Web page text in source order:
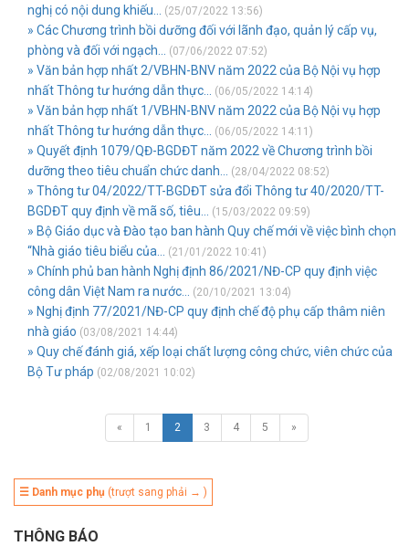
nghị có nội dung khiếu...
(25/07/2022 13:56)
» Các Chương trình bồi dưỡng đối với lãnh đạo, quản lý cấp vụ,
phòng và đối với ngạch...
(07/06/2022 07:52)
» Văn bản hợp nhất 2/VBHN-BNV năm 2022 của Bộ Nội vụ hợp
nhất Thông tư hướng dẫn thực...
(06/05/2022 14:14)
» Văn bản hợp nhất 1/VBHN-BNV năm 2022 của Bộ Nội vụ hợp
nhất Thông tư hướng dẫn thực...
(06/05/2022 14:11)
» Quyết định 1079/QĐ-BGDĐT năm 2022 về Chương trình bồi
dưỡng theo tiêu chuẩn chức danh...
(28/04/2022 08:52)
» Thông tư 04/2022/TT-BGDĐT sửa đổi Thông tư 40/2020/TT-
BGDĐT quy định về mã số, tiêu...
(15/03/2022 09:59)
» Bộ Giáo dục và Đào tạo ban hành Quy chế mới về việc bình chọn
“Nhà giáo tiêu biểu của...
(21/01/2022 10:41)
» Chính phủ ban hành Nghị định 86/2021/NĐ-CP quy định việc
công dân Việt Nam ra nước...
(20/10/2021 13:04)
» Nghị định 77/2021/NĐ-CP quy định chế độ phụ cấp thâm niên
nhà giáo (03/08/2021 14:44)
» Quy chế đánh giá, xếp loại chất lượng công chức, viên chức của
Bộ Tư pháp (02/08/2021 10:02)
« 1 2 3 4 5 »
☰ Danh mục phụ (trượt sang phải → )
THÔNG BÁO